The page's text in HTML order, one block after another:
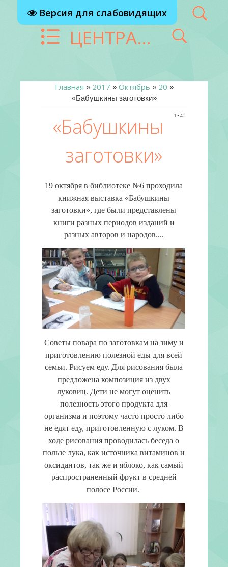
Версия для слабовидящих
ЦЕНТРАЛИЗОВАННАЯ БИБЛИОТЕЧНАЯ СИСТЕМА Г. РЕУТОВ
Главная » 2017 » Октябрь » 20 »
«Бабушкины заготовки»
13:40
«Бабушкины
заготовки»
19 октября в библиотеке №6 проходила
книжная выставка «Бабушкины
заготовки», где были представлены
книги разных периодов изданий и
разных авторов и народов....
Советы повара по заготовкам на зиму и
приготовлению полезной еды для всей
семьи. Рисуем еду. Для рисования была
предложена композиция из двух
луковиц. Дети не могут оценить
полезность этого продукта для
организма и поэтому часто просто либо
не едят еду, приготовленную с луком. В
ходе рисования проводилась беседа о
пользе лука, как источника витаминов и
оксидантов, так же и яблоко, как самый
распространенный фрукт в средней
полосе России.